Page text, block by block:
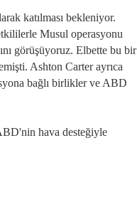
katılması bekleniyor.
Musul operasyonu
görüşüyoruz. Elbette bu bir
Ashton Carter ayrıca
bağlı birlikler ve ABD
hava desteğiyle